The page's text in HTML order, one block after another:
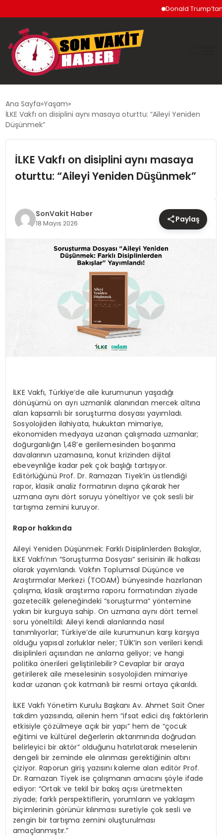
Donald Trump’tan
SIYASET
EKONOMI
TEKNOLOJI
Ana Sayfa Yaşam
İLKE Vakfı on disiplini aynı masaya oturttu: “Aileyi Yeniden
Düşünmek”
İLKE Vakfı on disiplini aynı masaya
oturttu: “Aileyi Yeniden Düşünmek”
SonVakit Haber
18 Mayıs 2026 Paylaş
İLKE Vakfı, Türkiye’de aile kurumunun yaşadığı
dönüşümü on ayrı uzmanlık alanından mercek altına
alan kapsamlı bir soruşturma dosyası yayımladı.
Sosyolojiden ilahiyata, hukuktan mimariye,
ekonomiden medyaya uzanan çalışmada uzmanlar;
doğurganlığın 1,48’e gerilemesinden boşanma
davalarının uzamasına, konut krizinden dijital
ebeveynliğe kadar pek çok başlığı tartışıyor.
Editörlüğünü Prof. Dr. Ramazan Tiyek’in üstlendiği
rapor, klasik analiz formatının dışına çıkarak her
uzmana aynı dört soruyu yöneltiyor ve çok sesli bir
tartışma zemini kuruyor.
Rapor hakkında
Aileyi Yeniden Düşünmek: Farklı Disiplinlerden Bakışlar,
İLKE Vakfı’nın “Soruşturma Dosyası” serisinin ilk halkası
olarak yayımlandı. Vakfın Toplumsal Düşünce ve
Araştırmalar Merkezi (TODAM) bünyesinde hazırlanan
çalışma, klasik araştırma raporu formatından ziyade
gazetecilik geleneğindeki “soruşturma” yöntemine
yakın bir kurguya sahip. On uzmana aynı dört temel
soru yöneltildi: Aileyi kendi alanlarında nasıl
tanımlıyorlar; Türkiye’de aile kurumunun karşı karşıya
olduğu yapısal zorluklar neler; TÜİK’in son verileri kendi
disiplinleri açısından ne anlama geliyor; ve hangi
politika önerileri geliştirilebilir? Cevaplar bir araya
getirilerek aile meselesinin sosyolojiden mimariye
kadar uzanan çok katmanlı bir resmi ortaya çıkarıldı.
İLKE Vakfı Yönetim Kurulu Başkanı Av. Ahmet Sait Öner
takdim yazısında, ailenin hem “ifsat edici dış faktörlerin
etkisiyle çözülmeye açık bir yapı” hem de “çocuk
eğitimi ve kültürel değerlerin aktarımında doğrudan
belirleyici bir aktör” olduğunu hatırlatarak meselenin
dengeli bir zeminde ele alınması gerektiğinin altını
çiziyor. Raporun giriş yazısını kaleme alan editör Prof.
Dr. Ramazan Tiyek ise çalışmanın amacını şöyle ifade
ediyor: “Ortak ve tekil bir bakış açısı üretmekten
ziyade; farklı perspektiflerin, yorumların ve yaklaşım
biçimlerinin görünür kılınması suretiyle çok sesli ve
zengin bir tartışma zemini oluşturulması
amaçlanmıştır.”